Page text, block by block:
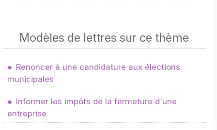
Modèles de lettres sur ce thème
Renoncer à une candidature aux élections
municipales
Informer les impôts de la fermeture d'une
entreprise